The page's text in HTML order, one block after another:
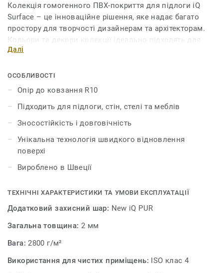
Колекція гомогенного ПВХ-покриття для підлоги iQ
Surface – це інноваційне рішення, яке надає багато
простору для творчості дизайнерам та архітекторам.
Кольори та декори колекції ідеально підходять для
створення затишної гостинної атмосфери у крамницях,
розроблене з урахуванням усіх передових інновацій
Tarkett. Щоб створити єдиний стиль в інтер’єрі, його
можна поєднати з колекцією покриттів для стін
Surface Wall.
гомогенна структура гарантує тривалу експлуатацію і
дозволяє зберегти привабливий зовнішній вигляд
протягом багатьох років.
Далі
ОСОБЛИВОСТІ
Опір до ковзання R10
Підходить для підлоги, стін, стелі та меблів
Зносостійкість і довговічність
Унікальна технологія швидкого відновлення
поверхі
Вироблено в Швеції
ТЕХНІЧНІ ХАРАКТЕРИСТИКИ ТА УМОВИ ЕКСПЛУАТАЦІЇ
Додатковий захисний шар: New iQ PUR
Загальна товщина: 2 мм
Вага:2800 г/м²
Використання для чистих приміщень: ISO клас 4